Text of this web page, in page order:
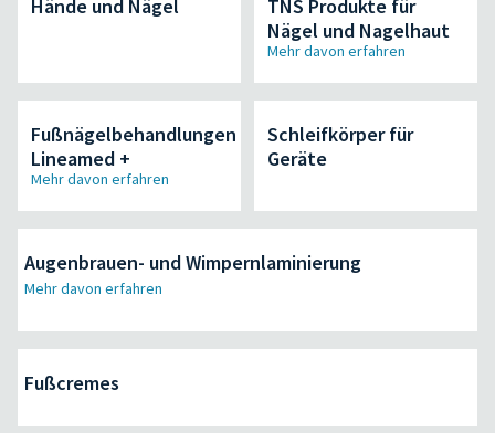
Hände und Nägel
TNS Produkte für
Nägel und Nagelhaut
Mehr davon erfahren
Fußnägelbehandlungen
Lineamed +
Mehr davon erfahren
Schleifkörper für
Geräte
Augenbrauen- und Wimpernlaminierung
Mehr davon erfahren
Fußcremes